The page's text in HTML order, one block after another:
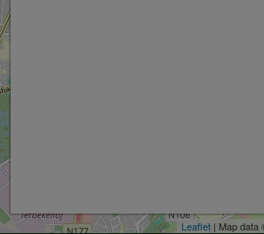
Leaflet | Map